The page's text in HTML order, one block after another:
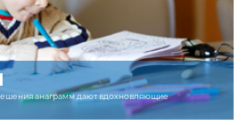
анаграмм дают вдохновляющие